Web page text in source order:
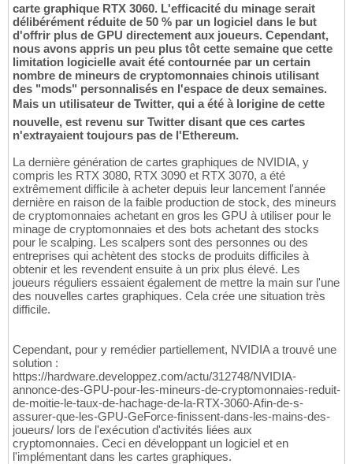
carte graphique RTX 3060. L'efficacité du minage serait
délibérément réduite de 50 % par un logiciel dans le but
d'offrir plus de GPU directement aux joueurs. Cependant,
nous avons appris un peu plus tôt cette semaine que cette
limitation logicielle avait été contournée par un certain
nombre de mineurs de cryptomonnaies chinois utilisant
des "mods" personnalisés en l'espace de deux semaines.
Mais un utilisateur de Twitter, qui a été à lorigine de cette
nouvelle, est revenu sur Twitter disant que ces cartes
n'extrayaient toujours pas de l'Ethereum.
La dernière génération de cartes graphiques de NVIDIA, y
compris les RTX 3080, RTX 3090 et RTX 3070, a été
extrêmement difficile à acheter depuis leur lancement l'année
dernière en raison de la faible production de stock, des mineurs
de cryptomonnaies achetant en gros les GPU à utiliser pour le
minage de cryptomonnaies et des bots achetant des stocks
pour le scalping. Les scalpers sont des personnes ou des
entreprises qui achètent des stocks de produits difficiles à
obtenir et les revendent ensuite à un prix plus élevé. Les
joueurs réguliers essaient également de mettre la main sur l'une
des nouvelles cartes graphiques. Cela crée une situation très
difficile.
Cependant, pour y remédier partiellement, NVIDIA a trouvé une
solution :
https://hardware.developpez.com/actu/312748/NVIDIA-
annonce-des-GPU-pour-les-mineurs-de-cryptomonnaies-reduit-
de-moitie-le-taux-de-hachage-de-la-RTX-3060-Afin-de-s-
assurer-que-les-GPU-GeForce-finissent-dans-les-mains-des-
joueurs/ lors de l'exécution d'activités liées aux
cryptomonnaies. Ceci en développant un logiciel et en
l'implémentant dans les cartes graphiques.